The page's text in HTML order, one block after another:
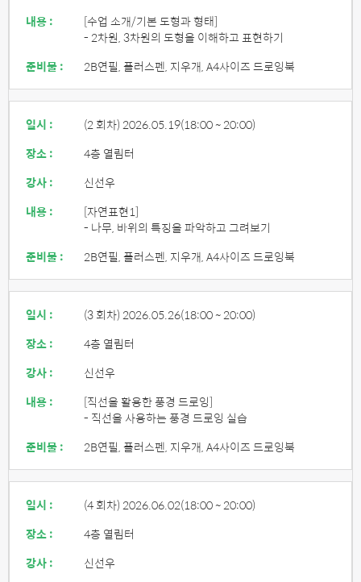
내용 :
[수업 소개/기본 도형과 형태]
- 2차원, 3차원의 도형을 이해하고 표현하기
준비물 :
2B연필, 플러스펜, 지우개, A4사이즈 드로잉북
일시 : (2 회차) 2026.05.19(18:00 ~ 20:00)
장소 :
4층 열림터
강사 :
신선우
내용 :
[자연표현1]
- 나무, 바위의 특징을 파악하고 그려보기
준비물 :
2B연필, 플러스펜, 지우개, A4사이즈 드로잉북
일시 : (3 회차) 2026.05.26(18:00 ~ 20:00)
장소 :
4층 열림터
강사 :
신선우
내용 :
[직선을 활용한 풍경 드로잉]
- 직선을 사용하는 풍경 드로잉 실습
준비물 :
2B연필, 플러스펜, 지우개, A4사이즈 드로잉북
일시 : (4 회차) 2026.06.02(18:00 ~ 20:00)
장소 :
4층 열림터
강사 :
신선우